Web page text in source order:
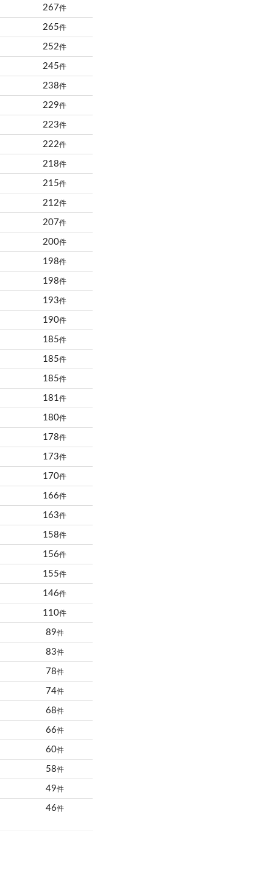
267件
265件
252件
245件
238件
229件
223件
222件
218件
215件
212件
207件
200件
198件
198件
193件
190件
185件
185件
185件
181件
180件
178件
173件
170件
166件
163件
158件
156件
155件
146件
110件
89件
83件
78件
74件
68件
66件
60件
58件
49件
46件